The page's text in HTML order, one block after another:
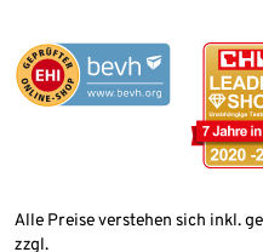
Alle Preise verstehen sich inkl.
zzgl.